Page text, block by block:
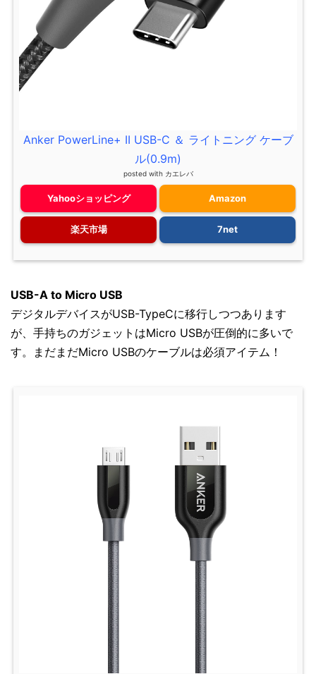
Anker PowerLine+ II USB-C ＆ ライトニング ケーブ
ル(0.9m)
posted with カエレバ
Yahooショッピング Amazon
楽天市場 7net
USB-A to Micro USB
デジタルデバイスがUSB-TypeCに移行しつつあります
が、手持ちのガジェットはMicro USBが圧倒的に多いで
す。まだまだMicro USBのケーブルは必須アイテム！